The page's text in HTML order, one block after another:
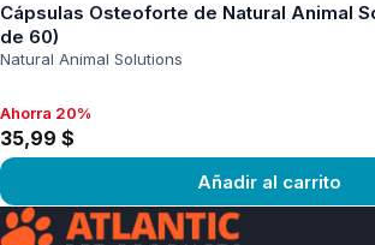
Cápsulas Osteoforte de Natural Animal
de 60)
Natural Animal Solutions
Ahorra 20%, 35,99 $
Ahorra 20%
35,99 $
Añadir al carrito
Ver producto